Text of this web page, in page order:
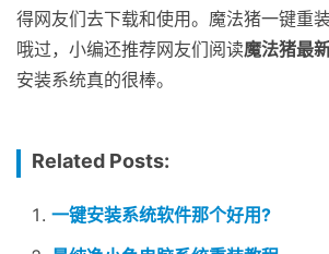
得网友们去下载和使用。魔法猪一键重
哦过，小编还推荐网友们阅读魔法猪最
安装系统真的很棒。
Related Posts:
一键安装系统软件那个好用?